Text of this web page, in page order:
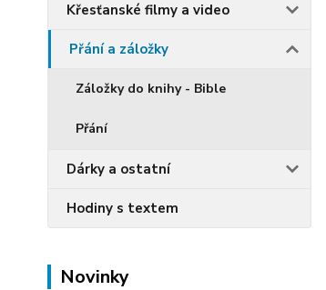
Křesťanské filmy a video
Přání a záložky
Záložky do knihy - Bible
Přání
Dárky a ostatní
Hodiny s textem
Novinky